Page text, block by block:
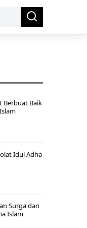
Search
Berbuat Baik
Idul Adha
Surga dan
Islam